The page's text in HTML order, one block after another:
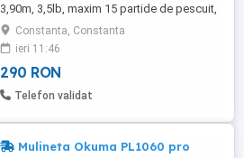
3,90m, 3,5lb, maxim 15 partide de pescuit,
pret 580 Lei, amandoua, transportul il
suporta cumparatorul, In anuntul meu
exista lansete si mulinete
Constanta, Constanta
ieri 11:46
290 RON
Telefon validat
Mulineta Okuma PL1060 pro